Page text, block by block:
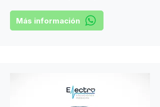
Más información